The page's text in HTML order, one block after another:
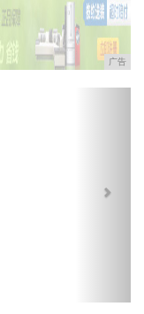
广告